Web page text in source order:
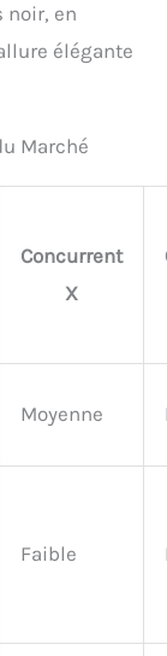
noir, en
élégante
Marché
Concurrent
X
Moyenne
Faible